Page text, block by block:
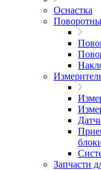
Оснастка
Запчасти